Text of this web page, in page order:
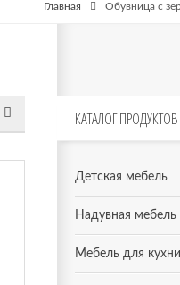
Главная Обувница с
КАТАЛОГПРОДУКТОВ
Детская мебель
Надувная мебель
Мебель для кухни